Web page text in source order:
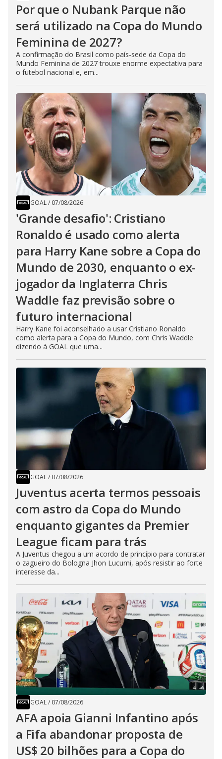
Por que o Nubank Parque não
será utilizado na Copa do Mundo
Feminina de 2027?
A confirmação do Brasil como país-sede da Copa do
Mundo Feminina de 2027 trouxe enorme expectativa para
o futebol nacional e, em...
GOAL/ 07/08/2026
'Grande desafio': Cristiano
Ronaldo é usado como alerta
para Harry Kane sobre a Copa do
Mundo de 2030, enquanto o ex-
jogador da Inglaterra Chris
Waddle faz previsão sobre o
futuro internacional
Harry Kane foi aconselhado a usar Cristiano Ronaldo
como alerta para a Copa do Mundo, com Chris Waddle
dizendo à GOAL que uma...
GOAL/ 07/08/2026
Juventus acerta termos pessoais
com astro da Copa do Mundo
enquanto gigantes da Premier
League ficam para trás
A Juventus chegou a um acordo de princípio para contratar
o zagueiro do Bologna Jhon Lucumi, após resistir ao forte
interesse da...
GOAL/ 07/08/2026
AFA apoia Gianni Infantino após
a Fifa abandonar proposta de
US$ 20 bilhões para a Copa do